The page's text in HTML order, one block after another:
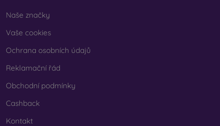
Naše značky
Vaše cookies
Ochrana osobních údajů
Reklamační řád
Obchodní podmínky
Cashback
Kontakt